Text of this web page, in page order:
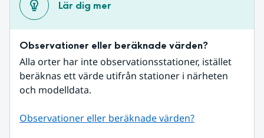
Lär dig mer
Observationer eller beräknade värden?
Alla orter har inte observationsstationer, istället
beräknas ett värde utifrån stationer i närheten
och modelldata.
Observationer eller beräknade värden?